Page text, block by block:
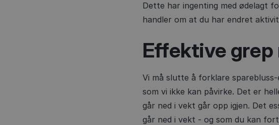
Dette har ingenting med ødelagt
handler om at du har endret
Effektive
Vi må slutte å forklare
som vi ikke kan påvirke. Det er
går ned i vekt går opp igjen. Det
går ned i vekt - og som du kan